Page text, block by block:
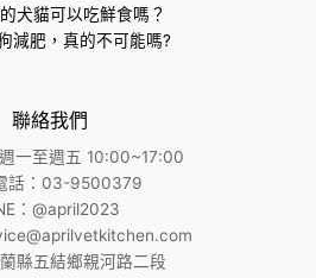
犬貓可以吃鮮食嗎？
減肥，真的不可能嗎?
聯絡我們
一至週五 10:00~17:00
話：03-9500379
：@april2023
縣五結鄉親河路二段